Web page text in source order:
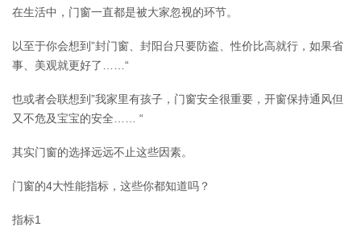
在生活中，门窗一直都是被大家忽视的环节。
以至于你会想到”封门窗、封阳台只要防盗、性价比高就行，如果省
事、美观就更好了……“
也或者会联想到”我家里有孩子，门窗安全很重要，开窗保持通风但
又不危及宝宝的安全…… “
其实门窗的选择远远不止这些因素。
门窗的4大性能指标，这些你都知道吗？
指标1